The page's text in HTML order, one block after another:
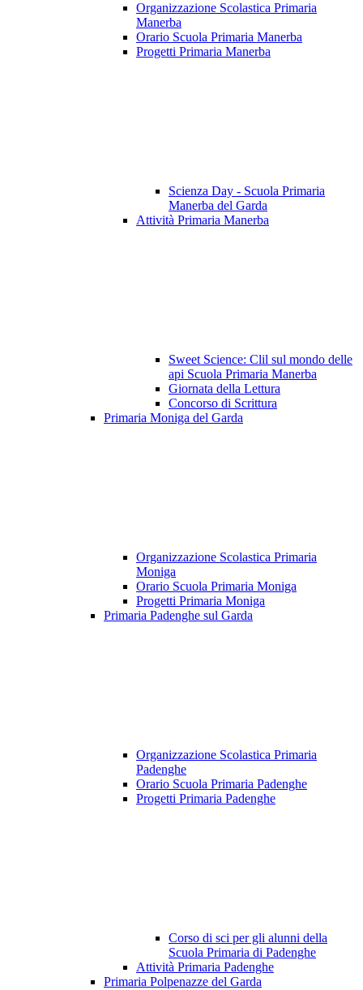
Organizzazione Scolastica Primaria
Manerba
Orario Scuola Primaria Manerba
Progetti Primaria Manerba
Scienza Day - Scuola Primaria
Manerba del Garda
Attività Primaria Manerba
Sweet Science: Clil sul mondo delle
api Scuola Primaria Manerba
Giornata della Lettura
Concorso di Scrittura
Primaria Moniga del Garda
Organizzazione Scolastica Primaria
Moniga
Orario Scuola Primaria Moniga
Progetti Primaria Moniga
Primaria Padenghe sul Garda
Organizzazione Scolastica Primaria
Padenghe
Orario Scuola Primaria Padenghe
Progetti Primaria Padenghe
Corso di sci per gli alunni della
Scuola Primaria di Padenghe
Attività Primaria Padenghe
Primaria Polpenazze del Garda